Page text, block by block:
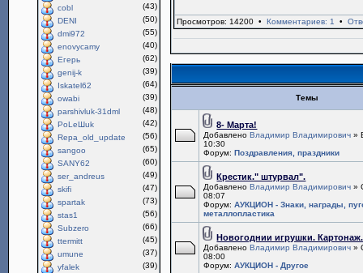
cobl
(43)
DENI
(50)
dmi972
(55)
enovycamy
(40)
Егерь
(62)
genij-k
(39)
Iskatel62
(64)
owabi
(39)
parshivluk-31dml
(48)
PoLeШuk
(42)
Repa_old_update
(56)
sangoo
(65)
SANY62
(60)
ser_andreus
(49)
skifi
(47)
spartak
(73)
stas1
(56)
Subzero
(66)
ttermitt
(45)
umune
(37)
yfalek
(39)
Просмотров: 14200 •Комментариев: 1 •
Темы
8- Марта!
ДобавленоВладимир Владимирович »
10:30
Форум:Поздравления, праздники
Крестик." штурвал".
ДобавленоВладимир Владимирович »
08:07
Форум:АУКЦИОН - Знаки, награды,
металлопластика
Новогоднии игрушки. Картонаж.
ДобавленоВладимир Владимирович »
08:00
Форум:АУКЦИОН - Другое